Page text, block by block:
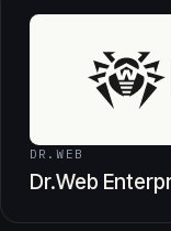
DR.WEB
Dr.Web